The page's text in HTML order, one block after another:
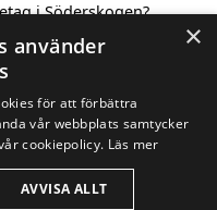
i Söderskogen?
i Söderskogen
i de omgivande
Aps
×
använder
för att förbättra
vår webbplats samtycker
cookiepolicy. Läs mer
AVVISA ALLT